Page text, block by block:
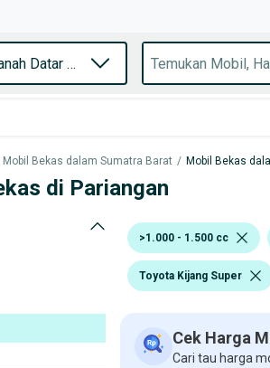
Mobil Bekas dalam Sumatra Barat / Mobil Bekas
di Pariangan
>1.000 - 1.500 cc
Toyota Kijang Super
Cek Harga
Cari tau harga